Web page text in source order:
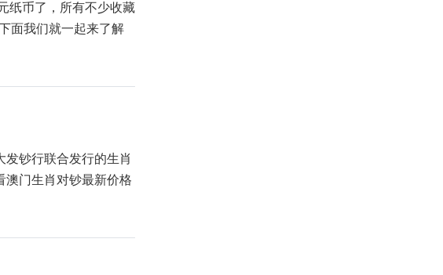
币了，所有不少收藏
面我们就一起来了解
钞行联合发行的生肖
澳门生肖对钞最新价格